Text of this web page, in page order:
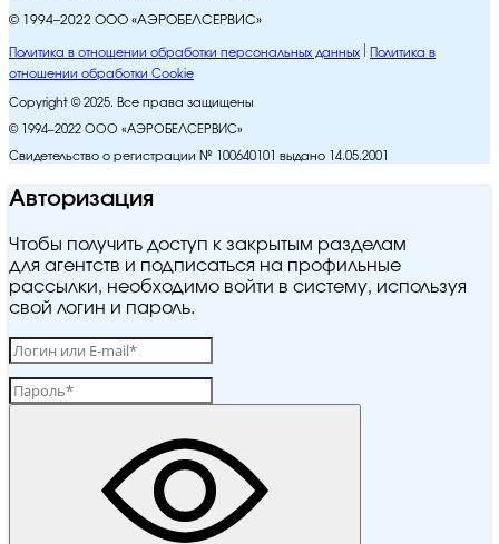
© 1994–2022 ООО «АЭРОБЕЛСЕРВИС»
Политика в отношении обработки персональных данных
Политика в
отношении обработки Cookie
Copyright © 2025. Все права защищены
© 1994–2022 ООО «АЭРОБЕЛСЕРВИС»
Свидетельство о регистрации № 100640101 выдано 14.05.2001
Авторизация
Чтобы получить доступ к закрытым разделам
для агентств и подписаться на профильные
рассылки, необходимо войти в систему, используя
свой логин и пароль.